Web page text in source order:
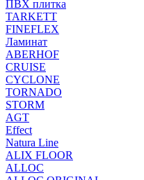
ПВХ плитка
TARKETT
FINEFLEX
Ламинат
ABERHOF
CRUISE
CYCLONE
TORNADO
STORM
AGT
Effect
Natura Line
ALIX FLOOR
ALLOC